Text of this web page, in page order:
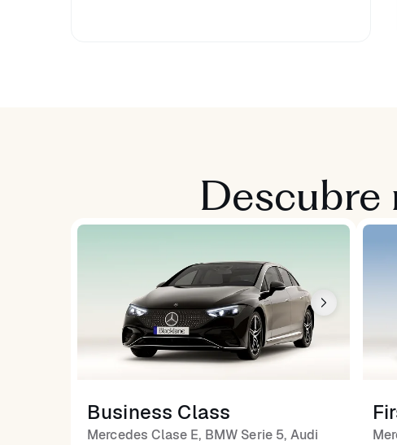
Descubre
Business Class
Mercedes Clase E, BMW Serie 5, Audi